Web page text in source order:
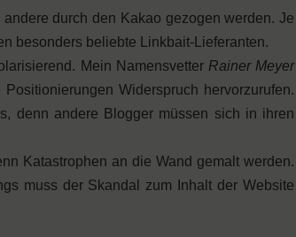
durch den Kakao gezogen werden. Je
besonders beliebte Linkbait-Lieferanten.
Mein Namensvetter Rainer Meyer
Widerspruch hervorzurufen.
denn andere Blogger müssen sich in ihren
Katastrophen an die Wand gemalt werden.
muss der Skandal zum Inhalt der Website